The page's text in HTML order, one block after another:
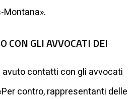
Montana».
CON GLI AVVOCATI DEI
avuto contatti con gli avvocati
contro, rappresentanti delle